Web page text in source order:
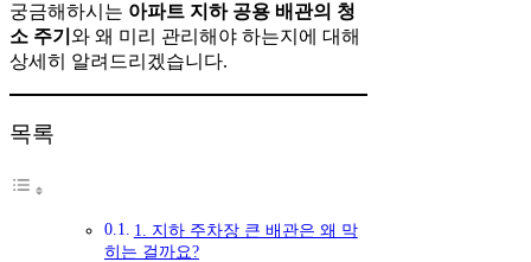
궁금해하시는 아파트 지하 공용 배관의 청
소 주기 와 왜 미리 관리해야 하는지에 대해
상세히 알려드리겠습니다.
목록
1. 지하 주차장 큰 배관은 왜 막
히는 걸까요?